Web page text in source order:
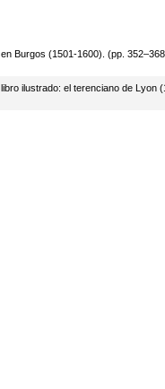
Burgos (1501-1600). (pp.
ilustrado: el terenciano de